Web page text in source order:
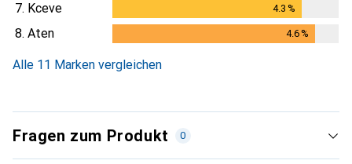
7. Kceve 4.3 %
8. Aten 4.6%
Alle 11 Marken vergleichen
Fragen zum Produkt 0